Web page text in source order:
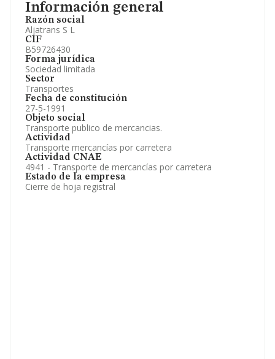
Información general
Razón social
Aljatrans S L
CIF
B59726430
Forma jurídica
Sociedad limitada
Sector
Transportes
Fecha de constitución
27-5-1991
Objeto social
Transporte publico de mercancias.
Actividad
Transporte mercancías por carretera
Actividad CNAE
4941 - Transporte de mercancías por carretera
Estado de la empresa
Cierre de hoja registral